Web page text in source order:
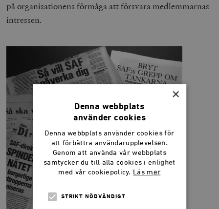
på organisationens förmåga att försvara medlemmarnas
intressen.
×
Denna webbplats
använder cookies
Denna webbplats använder cookies för
att förbättra användarupplevelsen.
Genom att använda vår webbplats
samtycker du till alla cookies i enlighet
med vår cookiepolicy. Läs mer
STRIKT NÖDVÄNDIGT